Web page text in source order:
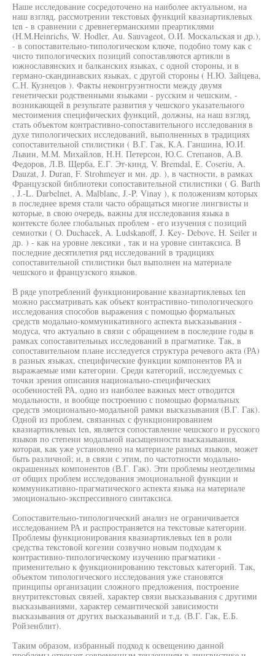
Наше исследование сосредоточено на наиболее актуальном, на
наш взгляд, рассмотрении текстовых функций квазиартиклевых
ten - в сравнении с древнегерманскими преартиклями
(H.M.Heinrichs, W. Hodler, Au. Sauvageot, О.И. Москальская и др.),
- в сопоставительно-типологическом ключе, подобно тому как с
чисто типологических позиций сопоставляются артикли в
южнославянских и балканских языках, с одной стороны, и в
германо-скандинавских языках, с другой стороны ( Н.Ю. Зайцева,
С.Н. Кузнецов ). Факты неконгруэнтности между двумя
генетически родственными языками - русским и чешским, -
возникающей в результате развития у чешского указательного
местоимения специфических функций, должны, на наш взгляд,
стать объектом контрастивно-сопоставительного исследования в
духе типологических исследований, выполненных в традициях
сопоставительной стилистики ( В.Г. Гак, К.А. Ганшина, Ю.И.
Львин, М.М. Михайлов, Н.Н. Петерсон, Ю.С. Степанов, А.В.
Федоров, Л.В. Щерба, Е.Г. Эт-кинд, V. Bremdal, Е. Coseriu, A.
Dauzat, J. Duran, F. Strohmeyer и мн. др. ), в частности, в рамках
Французской библиотеки сопоставительной стилистики ( G. Barth
, J.-L. Darbelnet, A. Malblanc, J.-P. Vinay ), к положениям которых
в последнее время стали часто обращаться многие лингвисты и
которые, в свою очередь, важны для исследования языка в
контексте более глобальных проблем - его изучения с позиций
семиотки ( О. Duchacek, A. Ludskanoff, J. Key- Debove, H. Seiler и
др. ) - как на уровне лексики , так и на уровне синтаксиса. В
последние десятилетия ряд исследований в традициях
сопоставительной стилистики был выполнен на материале
чешского и французского языков.
В ряде употреблений функционирование квазиартиклевых ten
можно рассматривать как объект контрастивно-типологического
исследования способов выражения с помощью формальных
средств модально-коммуникативного аспекта высказывания -
модуса, что актуально в связи с обращением в последние годы в
рамках сопоставительных исследований в прагматике. Так, в
сопоставительном плане исследуется структура речевого акта (РА)
в разных языках, специфические функции компонентов РА и
выражаемые ими категории. Среди категорий, исследуемых с
точки зрения описания национально-специфических
особенностей РА, одно из наиболее важных мест отводится
модальности, и вообще построению с помощью формальных
средств эмоционально-модальной рамки высказывания (В.Г. Гак).
Одной из проблем, связанных с функционированием
квазиартиклевых ten, является сопоставление чешского и русского
языков по степени модальной насыщенности высказывания,
которая, как уже установлено на материале разных языков, может
быть различной; и, в связи с этим, по частотности модально-
окрашенных компонентов (В.Г. Гак). Эти проблемы неотделимы
от общих проблем исследования эмоциональной функции и
коммуникативно-прагматического аспекта языка на материале
эмоционально-экспрессивного синтаксиса.
Сопоставительно-типологический анализ не ограничивается
исследованием РА и распространяется на текстовые категории.
Проблемы функционирования квазиартиклевых ten в роли
средства текстовой когезии созвучно новым подходам к
контрастивно-типологическому изучению прагматики -
применительно к функционированию текстовых категорий. Так,
объектом типологического исследования уже становятся
принципы организации сложного предложения, построение
внутритекстовых связей, характер связи высказывания с другими
высказываниями, характер семантической зависимости
высказывания от других высказываний и т.д. (В.Г. Гак, Е.Б.
Ройзенблит).
Таким образом, избранный подход к освещению данной